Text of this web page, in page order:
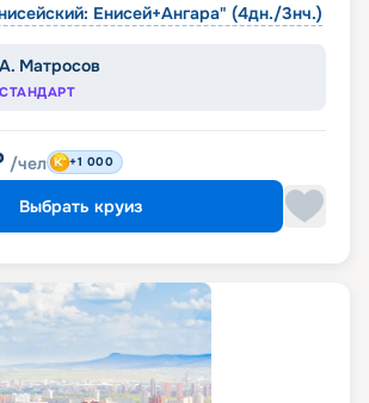
Енисей+Ангара" (4дн./3нч.)
А. Матросов
СТАНДАРТ
/чел +1 000
Выбрать круиз